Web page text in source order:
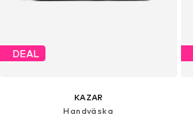
DEAL
KAZAR
Handväska